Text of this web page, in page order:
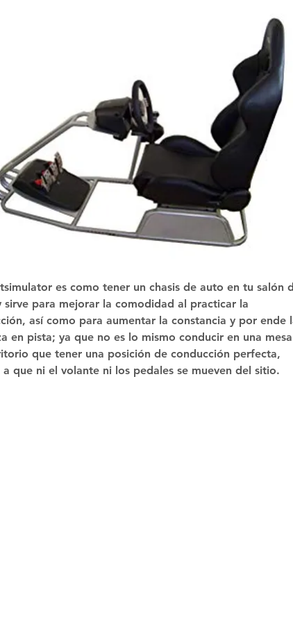
es como tener un chasis de auto en tu salón
sirve para mejorar la comodidad al practicar la
así como para aumentar la constancia y por ende
en pista; ya que no es lo mismo conducir en una mesa
que tener una posición de conducción perfecta,
que ni el volante ni los pedales se mueven del sitio.